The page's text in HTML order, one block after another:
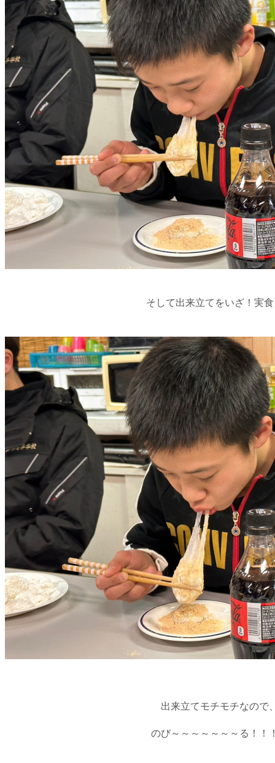
そして出来立てをいざ！実
出来立てモチモチなので
のび～～～～～～～る！！